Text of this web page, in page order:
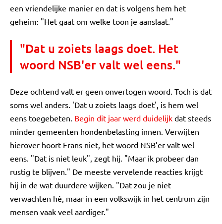
een vriendelijke manier en dat is volgens hem het
geheim: "Het gaat om welke toon je aanslaat."
"Dat u zoiets laags doet. Het
woord NSB'er valt wel eens."
Deze ochtend valt er geen onvertogen woord. Toch is dat
soms wel anders. 'Dat u zoiets laags doet', is hem wel
eens toegebeten. Begin dit jaar werd duidelijk dat steeds
minder gemeenten hondenbelasting innen. Verwijten
hierover hoort Frans niet, het woord NSB’er valt wel
eens. "Dat is niet leuk", zegt hij. "Maar ik probeer dan
rustig te blijven." De meeste vervelende reacties krijgt
hij in de wat duurdere wijken. "Dat zou je niet
verwachten hè, maar in een volkswijk in het centrum zijn
mensen vaak veel aardiger."